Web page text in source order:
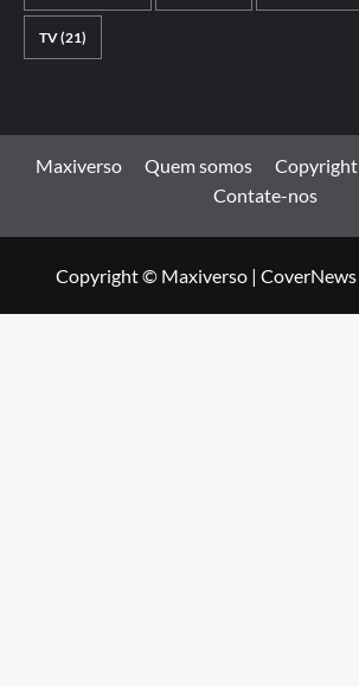
TV(21)
Maxiverso Quem somos Copyright
Contate-nos
Copyright © Maxiverso | CoverNews